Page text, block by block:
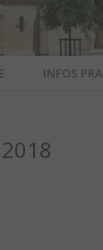
INFOS